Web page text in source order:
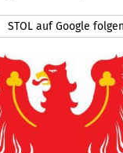
STOL auf Google folgen